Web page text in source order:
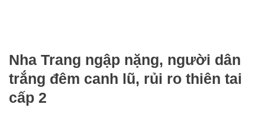
Nha Trang ngập nặng, người dân
trắng đêm canh lũ, rủi ro thiên tai
cấp 2